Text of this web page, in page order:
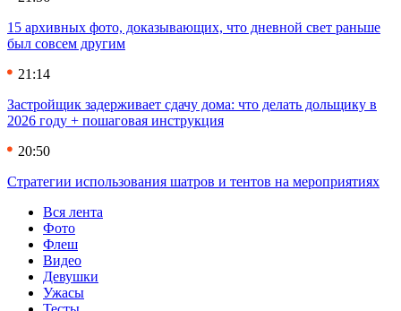
15 архивных фото, доказывающих, что дневной свет раньше
был совсем другим
21:14
Застройщик задерживает сдачу дома: что делать дольщику в
2026 году + пошаговая инструкция
20:50
Стратегии использования шатров и тентов на мероприятиях
Вся лента
Фото
Флеш
Видео
Девушки
Ужасы